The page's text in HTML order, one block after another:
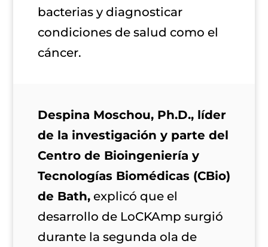
bacterias y diagnosticar
condiciones de salud como el
cáncer.
Despina Moschou, Ph.D., líder
de la investigación y parte del
Centro de Bioingeniería y
Tecnologías Biomédicas (CBio)
de Bath,explicó que el
desarrollo de LoCKAmp surgió
durante la segunda ola de